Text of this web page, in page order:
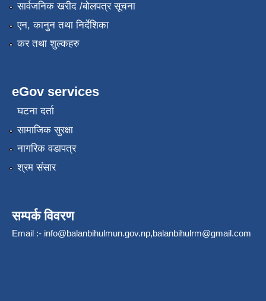
सार्वजनिक खरीद /बोलपत्र सूचना
एन, कानुन तथा निर्देशिका
कर तथा शुल्कहरु
eGov services
घटना दर्ता
सामाजिक सुरक्षा
नागरिक वडापत्र
श्रम संसार
सम्पर्क विवरण
Email :- info@balanbihulmun.gov.np,balanbihulrm@gmail.com